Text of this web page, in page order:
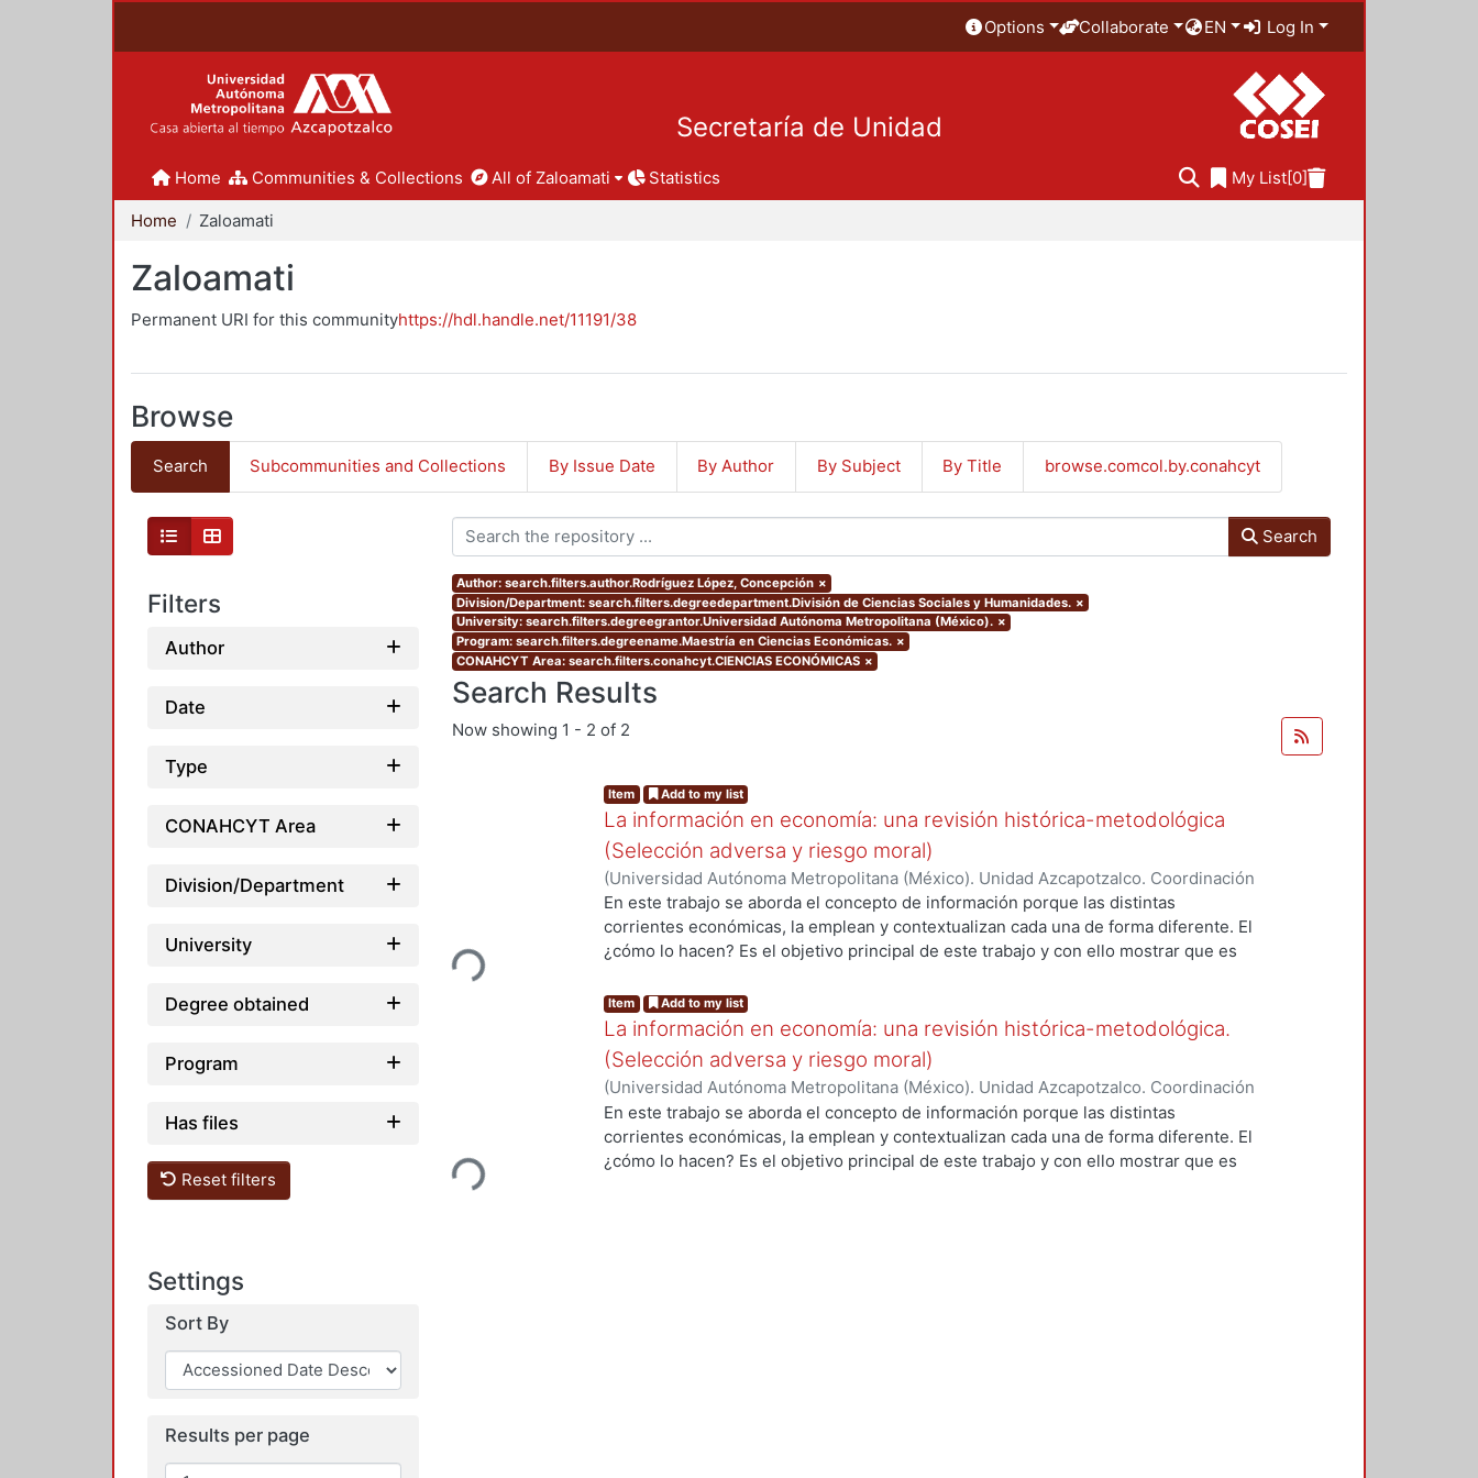
Options Collaborate EN Log In
Secretaría de Unidad
Home Communities & Collections All of Zaloamati Statistics My List[0]
Home Zaloamati
Zaloamati
Permanent URI for this communityhttps://hdl.handle.net/11191/38
Browse
Search Subcommunities and Collections By Issue Date By Author By Subject By Title browse.comcol.by.conahcyt
Filters
Author
Date
Type
CONAHCYT Area
Division/Department
University
Degree obtained
Program
Has files
Reset filters
Settings
Sort By
Results per page
Search
Author: search.filters.author.Rodríguez López, Concepción ×
Division/Department: search.filters.degreedepartment.División de Ciencias Sociales y Humanidades. ×
University: search.filters.degreegrantor.Universidad Autónoma Metropolitana (México). ×
Program: search.filters.degreename.Maestría en Ciencias Económicas. ×
CONAHCYT Area: search.filters.conahcyt.CIENCIAS ECONÓMICAS ×
Search Results
Now showing 1 - 2 of 2
Loading...
Item Add to my list
La información en economía: una revisión histórica-metodológica
(Selección adversa y riesgo moral)
(Universidad Autónoma Metropolitana (México). Unidad Azcapotzalco. Coordinación
de Servicios de Información.,2015-12 )Rodríguez López, Concepción
En este trabajo se aborda el concepto de información porque las distintas
corrientes económicas, la emplean y contextualizan cada una de forma diferente. El
¿cómo lo hacen? Es el objetivo principal de este trabajo y con ello mostrar que es
mostrado a lo largo del tiempo la necesidad de nuevas metodologías en las cuales
la información ha desempeñado un papel fundamental; porque para la explicación
de ciertos fenómenos económicos su incorporación en el análisis ha ido
cambiando y ha mostrado resultados relevantes.
Loading...
Item Add to my list
La información en economía: una revisión histórica-metodológica.
(Selección adversa y riesgo moral)
(Universidad Autónoma Metropolitana (México). Unidad Azcapotzalco. Coordinación
de Servicios de Información.,2015-12 )Rodríguez López, Concepción
En este trabajo se aborda el concepto de información porque las distintas
corrientes económicas, la emplean y contextualizan cada una de forma diferente. El
¿cómo lo hacen? Es el objetivo principal de este trabajo y con ello mostrar que es